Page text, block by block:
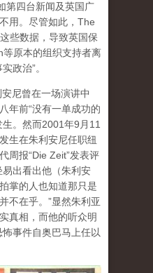
第四台新闻及英国广
用。尽管如此，The
些数据，导致英国保
原本的组织支持者离
政治”。
尼曾在一场演讲中
年前“没有一单成功的
。然而2001年9月11
生在朱利安尼任职纽
周报“Die Zeit”发表评
出看出他（朱利安
掌的人也知道那只是
不在乎。”显然朱利亚
真相，而他的听众明
事件自奥巴马上任以